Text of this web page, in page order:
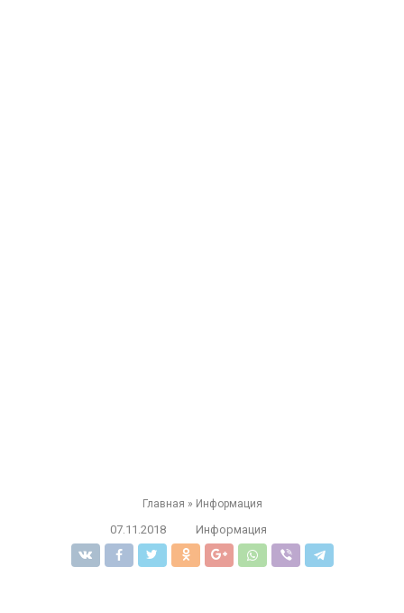
Главная » Информация
07.11.2018 Информация